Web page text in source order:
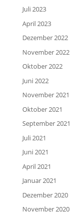
Juli 2023
April 2023
Dezember 2022
November 2022
Oktober 2022
Juni 2022
November 2021
Oktober 2021
September 2021
Juli 2021
Juni 2021
April 2021
Januar 2021
Dezember 2020
November 2020